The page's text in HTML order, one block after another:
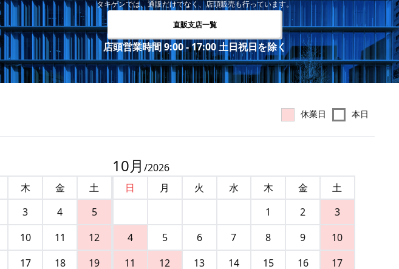
タキゲンでは、通販だけでなく、店頭販売も行っています。
直販支店一覧
店頭営業時間 9:00 - 17:00 土日祝日を除く
休業日 本日
木 金
土
3 4
5
10 11
12
17 18
19
10月 /2026
日
月 火 水 木 金
土
1
2
3
4
5 6 7 8 9
10
11
12 13 14 15 16
17